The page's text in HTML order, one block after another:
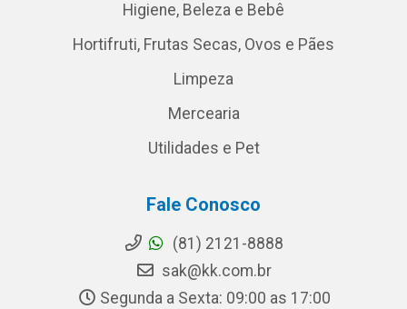
Higiene, Beleza e Bebê
Hortifruti, Frutas Secas, Ovos e Pães
Limpeza
Mercearia
Utilidades e Pet
Fale Conosco
(81) 2121-8888
sak@kk.com.br
Segunda a Sexta: 09:00 as 17:00